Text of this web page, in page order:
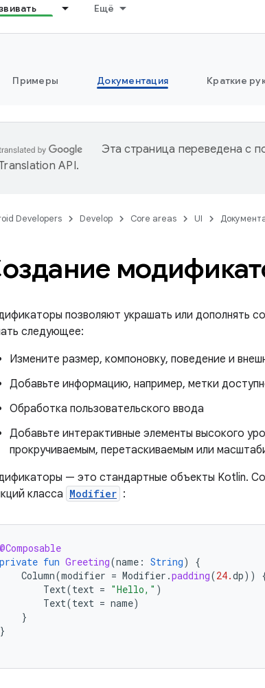
Ещё
Примеры Документация Краткие
Эта страница переведена с
API.
Developers Develop Core areas UI
позволяют украшать или дополнять
следующее:
Измените размер, компоновку, поведение и
Добавьте информацию, например, метки
Обработка пользовательского ввода
Добавьте интерактивные элементы высокого
прокручиваемым, перетаскиваемым или
— это стандартные объекты Kotlin.
класса Modifier :
@Composable
private fun Greeting(name : String)
{
Column(modifier = Modifier .padding(24.dp))
Text(text = "Hello," )
Text(text = name)
}
}